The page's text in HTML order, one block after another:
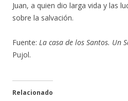
Juan, a quien dio larga vida y las
sobre la salvación.
Fuente: La casa de los Santos. Un
Pujol.
Relacionado